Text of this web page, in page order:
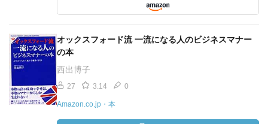
オックスフォード流 一流になる人のビジネスマナー
の本
西出博子
27 3.14 0
Amazon.co.jp・本